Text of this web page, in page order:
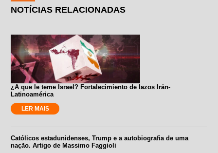
NOTÍCIAS RELACIONADAS
¿A que le teme Israel? Fortalecimiento de lazos Irán-
Latinoamérica
LER MAIS
Católicos estadunidenses, Trump e a autobiografia de uma
nação. Artigo de Massimo Faggioli